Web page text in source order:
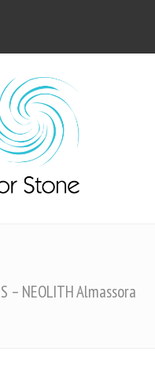
– NEOLITH Almassora